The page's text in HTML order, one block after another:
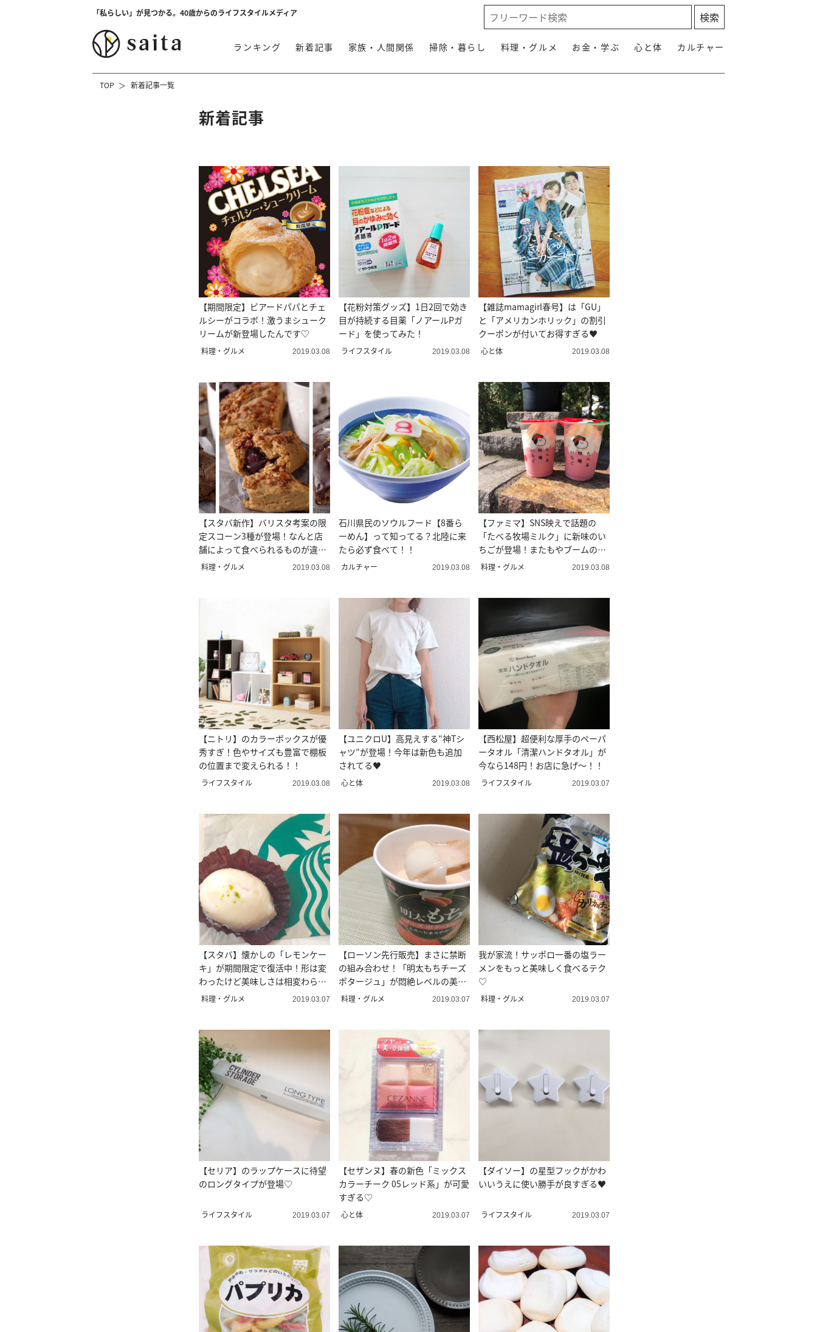
「私らしい」が見つかる。40歳からのライフスタイルメディア
ランキング 新着記事 家族・人間関係 掃除・暮らし 料理・グルメ お金・学ぶ 心と体 カルチャー
TOP 新着記事一覧
新着記事
【期間限定】ビアードパパとチェ
ルシーがコラボ！激うまシューク
リームが新登場したんです♡
料理・グルメ 2019.03.08
【花粉対策グッズ】1日2回で効き
目が持続する目薬「ノアールPガ
ード」を使ってみた！
ライフスタイル 2019.03.08
【雑誌mamagirl春号】は「GU」
と「アメリカンホリック」の割引
クーポンが付いてお得すぎる♥
心と体 2019.03.08
【スタバ新作】バリスタ考案の限
定スコーン3種が登場！なんと店
舗によって食べられるものが違
う！？
料理・グルメ 2019.03.08
石川県民のソウルフード【8番ら
ーめん】って知ってる？北陸に来
たら必ず食べて！！
カルチャー 2019.03.08
【ファミマ】SNS映えで話題の
「たべる牧場ミルク」に新味のい
ちごが登場！またもやブームの予
感！？
料理・グルメ 2019.03.08
【ニトリ】のカラーボックスが優
秀すぎ！色やサイズも豊富で棚板
の位置まで変えられる！！
ライフスタイル 2019.03.08
【ユニクロU】高見えする“神Tシ
ャツ”が登場！今年は新色も追加
されてる♥
心と体 2019.03.08
【西松屋】超便利な厚手のペーパ
ータオル「清潔ハンドタオル」が
今なら148円！お店に急げ〜！！
ライフスタイル 2019.03.07
【スタバ】懐かしの「レモンケー
キ」が期間限定で復活中！形は変
わったけど美味しさは相変わらず
♥
料理・グルメ 2019.03.07
【ローソン先行販売】まさに禁断
の組み合わせ！「明太もちチーズ
ポタージュ」が悶絶レベルの美味
しさ♡
料理・グルメ 2019.03.07
我が家流！サッポロ一番の塩ラー
メンをもっと美味しく食べるテク
♡
料理・グルメ 2019.03.07
【セリア】のラップケースに待望
のロングタイプが登場♡
ライフスタイル 2019.03.07
【セザンヌ】春の新色「ミックス
カラーチーク 05レッド系」が可愛
すぎる♡
心と体 2019.03.07
【ダイソー】の星型フックがかわ
いいうえに使い勝手が良すぎる♥
ライフスタイル 2019.03.07